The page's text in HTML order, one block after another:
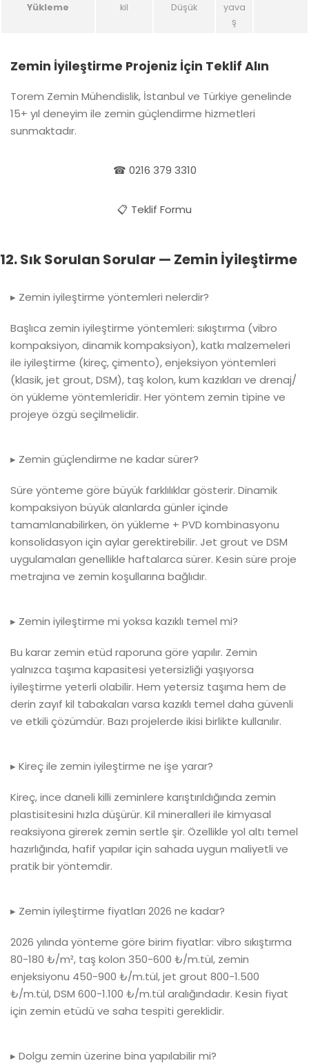
Yükleme
kil
Düşük
yava
ş
Zemin İyileştirme Projeniz İçin Teklif Alın
Torem Zemin Mühendislik, İstanbul ve Türkiye genelinde
15+ yıl deneyim ile zemin güçlendirme hizmetleri
sunmaktadır.
☎ 0216 379 3310
📋 Teklif Formu
12. Sık Sorulan Sorular — Zemin İyileştirme
▸ Zemin iyileştirme yöntemleri nelerdir?
Başlıca zemin iyileştirme yöntemleri: sıkıştırma (vibro
kompaksiyon, dinamik kompaksiyon), katkı malzemeleri
ile iyileştirme (kireç, çimento), enjeksiyon yöntemleri
(klasik, jet grout, DSM), taş kolon, kum kazıkları ve drenaj/
ön yükleme yöntemleridir. Her yöntem zemin tipine ve
projeye özgü seçilmelidir.
▸ Zemin güçlendirme ne kadar sürer?
Süre yönteme göre büyük farklılıklar gösterir. Dinamik
kompaksiyon büyük alanlarda günler içinde
tamamlanabilirken, ön yükleme + PVD kombinasyonu
konsolidasyon için aylar gerektirebilir. Jet grout ve DSM
uygulamaları genellikle haftalarca sürer. Kesin süre proje
metrajına ve zemin koşullarına bağlıdır.
▸ Zemin iyileştirme mi yoksa kazıklı temel mi?
Bu karar zemin etüd raporuna göre yapılır. Zemin
yalnızca taşıma kapasitesi yetersizliği yaşıyorsa
iyileştirme yeterli olabilir. Hem yetersiz taşıma hem de
derin zayıf kil tabakaları varsa kazıklı temel daha güvenli
ve etkili çözümdür. Bazı projelerde ikisi birlikte kullanılır.
▸ Kireç ile zemin iyileştirme ne işe yarar?
Kireç, ince daneli killi zeminlere karıştırıldığında zemin
plastisitesini hızla düşürür. Kil mineralleri ile kimyasal
reaksiyona girerek zemin sertle şir. Özellikle yol altı temel
hazırlığında, hafif yapılar için sahada uygun maliyetli ve
pratik bir yöntemdir.
▸ Zemin iyileştirme fiyatları 2026 ne kadar?
2026 yılında yönteme göre birim fiyatlar: vibro sıkıştırma
80-180 ₺/m², taş kolon 350-600 ₺/m.tül, zemin
enjeksiyonu 450-900 ₺/m.tül, jet grout 800-1.500
₺/m.tül, DSM 600-1.100 ₺/m.tül aralığındadır. Kesin fiyat
için zemin etüdü ve saha tespiti gereklidir.
▸ Dolgu zemin üzerine bina yapılabilir mi?